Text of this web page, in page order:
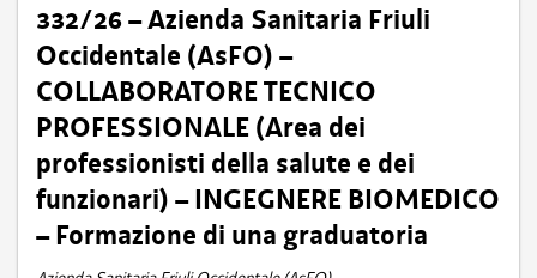
332/26 – Azienda Sanitaria Friuli
Occidentale (AsFO) –
COLLABORATORE TECNICO
PROFESSIONALE (Area dei
professionisti della salute e dei
funzionari) – INGEGNERE BIOMEDICO
– Formazione di una graduatoria